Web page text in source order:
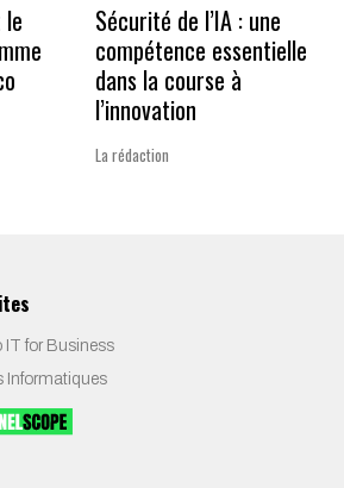
Sécurité de l’IA : une
compétence essentielle
dans la course à
l’innovation
La rédaction
IT for Business
Informatiques